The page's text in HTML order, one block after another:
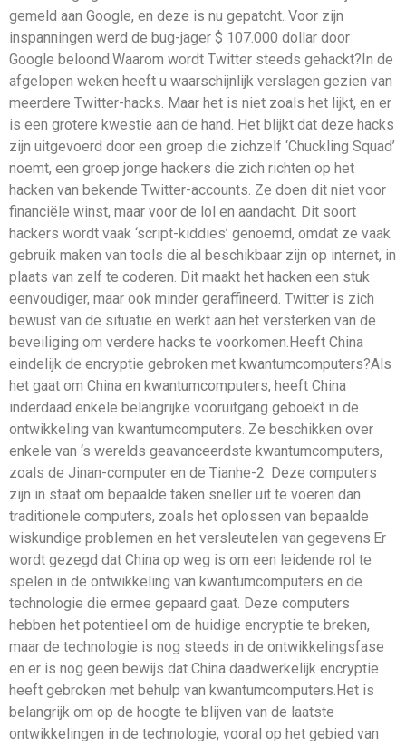
gemeld aan Google, en deze is nu gepatcht. Voor zijn
inspanningen werd de bug-jager $ 107.000 dollar door
Google beloond.Waarom wordt Twitter steeds gehackt?In de
afgelopen weken heeft u waarschijnlijk verslagen gezien van
meerdere Twitter-hacks. Maar het is niet zoals het lijkt, en er
is een grotere kwestie aan de hand. Het blijkt dat deze hacks
zijn uitgevoerd door een groep die zichzelf ‘Chuckling Squad’
noemt, een groep jonge hackers die zich richten op het
hacken van bekende Twitter-accounts. Ze doen dit niet voor
financiële winst, maar voor de lol en aandacht. Dit soort
hackers wordt vaak ‘script-kiddies’ genoemd, omdat ze vaak
gebruik maken van tools die al beschikbaar zijn op internet, in
plaats van zelf te coderen. Dit maakt het hacken een stuk
eenvoudiger, maar ook minder geraffineerd. Twitter is zich
bewust van de situatie en werkt aan het versterken van de
beveiliging om verdere hacks te voorkomen.Heeft China
eindelijk de encryptie gebroken met kwantumcomputers?Als
het gaat om China en kwantumcomputers, heeft China
inderdaad enkele belangrijke vooruitgang geboekt in de
ontwikkeling van kwantumcomputers. Ze beschikken over
enkele van ‘s werelds geavanceerdste kwantumcomputers,
zoals de Jinan-computer en de Tianhe-2. Deze computers
zijn in staat om bepaalde taken sneller uit te voeren dan
traditionele computers, zoals het oplossen van bepaalde
wiskundige problemen en het versleutelen van gegevens.Er
wordt gezegd dat China op weg is om een ​​leidende rol te
spelen in de ontwikkeling van kwantumcomputers en de
technologie die ermee gepaard gaat. Deze computers
hebben het potentieel om de huidige encryptie te breken,
maar de technologie is nog steeds in de ontwikkelingsfase
en er is nog geen bewijs dat China daadwerkelijk encryptie
heeft gebroken met behulp van kwantumcomputers.Het is
belangrijk om op de hoogte te blijven van de laatste
ontwikkelingen in de technologie, vooral op het gebied van